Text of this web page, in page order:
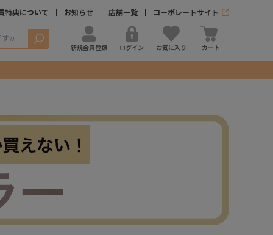
特典について お知らせ 店舗一覧 コーポレートサイト
検索
新規会員登録 ログイン お気に入り カート